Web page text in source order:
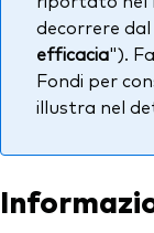
decorrere
efficacia").
Fondi per
illustra nel